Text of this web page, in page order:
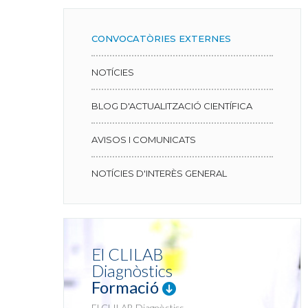
CONVOCATÒRIES EXTERNES
NOTÍCIES
BLOG D'ACTUALITZACIÓ CIENTÍFICA
AVISOS I COMUNICATS
NOTÍCIES D'INTERÈS GENERAL
El CLILAB
Diagnòstics
Formació